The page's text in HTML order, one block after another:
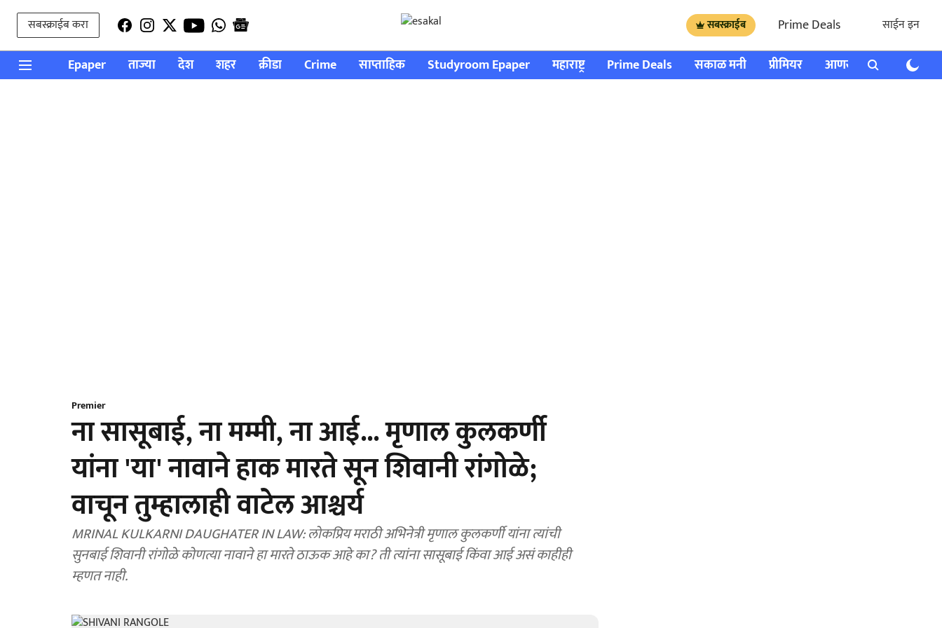
सबस्क्राईब करा सबस्क्राईब Prime Deals साईन इन
Epaper ताज्या देश शहर क्रीडा Crime साप्ताहिक Studyroom Epaper महाराष्ट्र Prime Deals सकाळ मनी प्रीमियर आणखी राशी भविष्य
Premier
ना सासूबाई, ना मम्मी, ना आई... मृणाल कुलकर्णी
यांना 'या' नावाने हाक मारते सून शिवानी रांगोळे;
वाचून तुम्हालाही वाटेल आश्चर्य
MRINAL KULKARNI DAUGHATER IN LAW: लोकप्रिय मराठी अभिनेत्री मृणाल कुलकर्णी यांना त्यांची
सुनबाई शिवानी रांगोळे कोणत्या नावाने हा मारते ठाऊक आहे का? ती त्यांना सासूबाई किंवा आई असं काहीही
म्हणत नाही.